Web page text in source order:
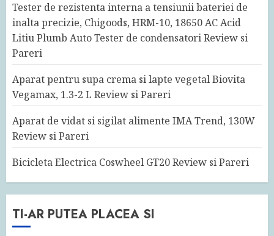
Tester de rezistenta interna a tensiunii bateriei de
inalta precizie, Chigoods, HRM-10, 18650 AC Acid
Litiu Plumb Auto Tester de condensatori Review si
Pareri
Aparat pentru supa crema si lapte vegetal Biovita
Vegamax, 1.3-2 L Review si Pareri
Aparat de vidat si sigilat alimente IMA Trend, 130W
Review si Pareri
Bicicleta Electrica Coswheel GT20 Review si Pareri
TI-AR PUTEA PLACEA SI